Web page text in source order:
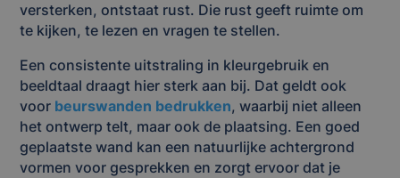
versterken, ontstaat rust. Die rust geeft ruimte om
te kijken, te lezen en vragen te stellen.
Een consistente uitstraling in kleurgebruik en
beeldtaal draagt hier sterk aan bij. Dat geldt ook
voor beurswanden bedrukken, waarbij niet alleen
het ontwerp telt, maar ook de plaatsing. Een goed
geplaatste wand kan een natuurlijke achtergrond
vormen voor gesprekken en zorgt ervoor dat je